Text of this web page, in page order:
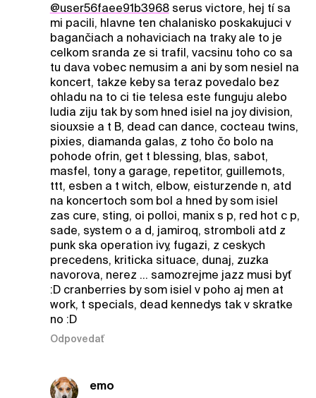
@user56faee91b3968serus victore, hej tí sa
mi pacili, hlavne ten chalanisko poskakujuci v
bagančiach a nohaviciach na traky ale to je
celkom sranda ze si trafil, vacsinu toho co sa
tu dava vobec nemusim a ani by som nesiel na
koncert, takze keby sa teraz povedalo bez
ohladu na to ci tie telesa este funguju alebo
ludia ziju tak by som hned isiel na joy division,
siouxsie a t B, dead can dance, cocteau twins,
pixies, diamanda galas, z toho čo bolo na
pohode ofrin, get t blessing, blas, sabot,
masfel, tony a garage, repetitor, guillemots,
ttt, esben a t witch, elbow, eisturzende n, atd
na koncertoch som bol a hned by som isiel
zas cure, sting, oi polloi, manix s p, red hot c p,
sade, system o a d, jamiroq, stromboli atd z
punk ska operation ivy, fugazi, z ceskych
precedens, kriticka situace, dunaj, zuzka
navorova, nerez ... samozrejme jazz musi byť
:D cranberries by som isiel v poho aj men at
work, t specials, dead kennedys tak v skratke
no :D
Odpovedať
emo